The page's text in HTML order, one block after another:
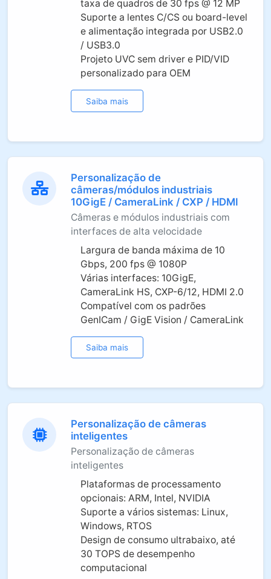
taxa de quadros de 30 fps @ 12 MP
Suporte a lentes C/CS ou board-level
e alimentação integrada por USB2.0
/ USB3.0
Projeto UVC sem driver e PID/VID
personalizado para OEM
Saiba mais
Personalização de
câmeras/módulos industriais
10GigE / CameraLink / CXP / HDMI
Câmeras e módulos industriais com
interfaces de alta velocidade
Largura de banda máxima de 10
Gbps, 200 fps @ 1080P
Várias interfaces: 10GigE,
CameraLink HS, CXP-6/12, HDMI 2.0
Compatível com os padrões
GenICam / GigE Vision / CameraLink
Saiba mais
Personalização de câmeras
inteligentes
Personalização de câmeras
inteligentes
Plataformas de processamento
opcionais: ARM, Intel, NVIDIA
Suporte a vários sistemas: Linux,
Windows, RTOS
Design de consumo ultrabaixo, até
30 TOPS de desempenho
computacional